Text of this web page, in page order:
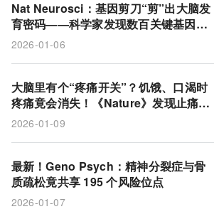
Nat Neurosci：基因剪刀“剪”出大脑发
育密码——科学家发现数百关键基因，
有望破解新型发育障碍之谜
2026-01-06
大脑里有个“疼痛开关”？饥饿、口渴时
疼痛竟会消失！《Nature》发现止痛新
靶点
2026-01-09
最新！Geno Psych：精神分裂症与骨
质疏松竟共享 195 个风险位点
2026-01-07